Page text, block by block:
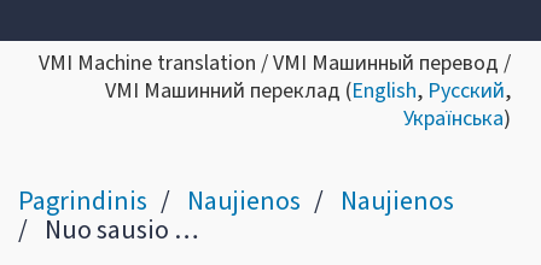
VMI Machine translation / VMI Машинный перевод /
VMI Машинний переклад (English, Русский,
Українська)
Pagrindinis Naujienos Naujienos
Nuo sausio 1 d. startuoja investicinė sąskaita: TOP 5 dalykai, ką reikia žinoti